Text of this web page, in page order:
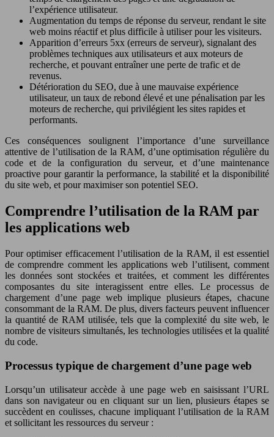
l’expérience utilisateur.
Augmentation du temps de réponse du serveur, rendant le site
web moins réactif et plus difficile à utiliser pour les visiteurs.
Apparition d’erreurs 5xx (erreurs de serveur), signalant des
problèmes techniques aux utilisateurs et aux moteurs de
recherche, et pouvant entraîner une perte de trafic et de
revenus.
Détérioration du SEO, due à une mauvaise expérience
utilisateur, un taux de rebond élevé et une pénalisation par les
moteurs de recherche, qui privilégient les sites rapides et
performants.
Ces conséquences soulignent l’importance d’une surveillance
attentive de l’utilisation de la RAM, d’une optimisation régulière du
code et de la configuration du serveur, et d’une maintenance
proactive pour garantir la performance, la stabilité et la disponibilité
du site web, et pour maximiser son potentiel SEO.
Comprendre l’utilisation de la RAM par
les applications web
Pour optimiser efficacement l’utilisation de la RAM, il est essentiel
de comprendre comment les applications web l’utilisent, comment
les données sont stockées et traitées, et comment les différentes
composantes du site interagissent entre elles. Le processus de
chargement d’une page web implique plusieurs étapes, chacune
consommant de la RAM. De plus, divers facteurs peuvent influencer
la quantité de RAM utilisée, tels que la complexité du site web, le
nombre de visiteurs simultanés, les technologies utilisées et la qualité
du code.
Processus typique de chargement d’une page web
Lorsqu’un utilisateur accède à une page web en saisissant l’URL
dans son navigateur ou en cliquant sur un lien, plusieurs étapes se
succèdent en coulisses, chacune impliquant l’utilisation de la RAM
et sollicitant les ressources du serveur :